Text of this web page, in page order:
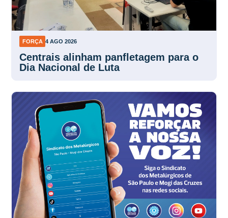
FORÇA 4 AGO 2026
Centrais alinham panfletagem para o
Dia Nacional de Luta